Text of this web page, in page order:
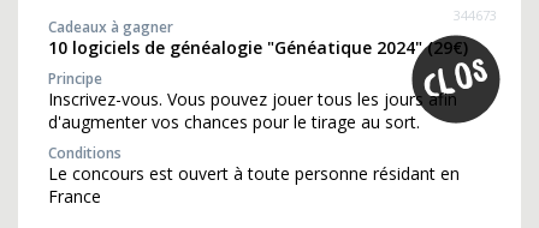
344673
Cadeaux à gagner
10 logiciels de généalogie "Généatique 2024" (29€)
Principe
Inscrivez-vous. Vous pouvez jouer tous les jours afin
d'augmenter vos chances pour le tirage au sort.
Conditions
Le concours est ouvert à toute personne résidant en
France